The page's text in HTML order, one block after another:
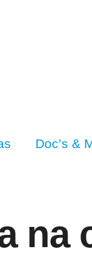
Doc’s &
na